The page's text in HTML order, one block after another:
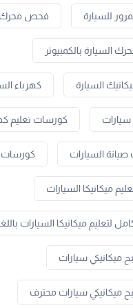
للسيارة فحص محرك
السيارة بالكمبيوتر
السيارة كهرباء
سيارات كورسات تعليم
السيارات كورسات
ميكانيكا السيارات
لتعليم ميكانيكا السيارات
ميكانيكي سيارات
ميكانيكي سيارات محترف